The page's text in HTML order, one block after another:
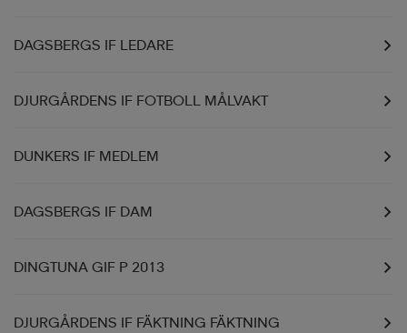
DAGSBERGS IF LEDARE
DJURGÅRDENS IF FOTBOLL MÅLVAKT
DUNKERS IF MEDLEM
DAGSBERGS IF DAM
DINGTUNA GIF P 2013
DJURGÅRDENS IF FÄKTNING FÄKTNING